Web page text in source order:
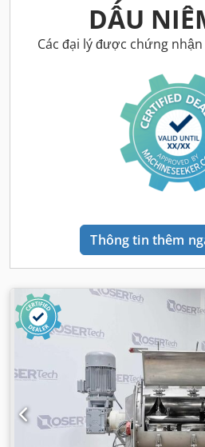
DẤU
Các đại lý được chứng
Thông tin thêm